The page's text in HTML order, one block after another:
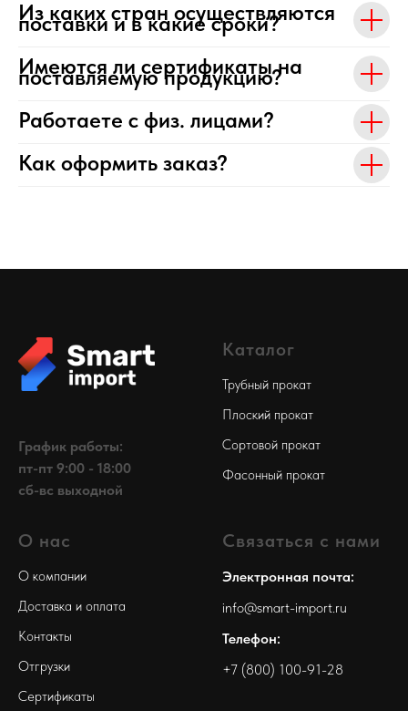
Из каких стран осуществляются
поставки и в какие сроки?
Имеются ли сертификаты на
поставляемую продукцию?
Работаете с физ. лицами?
Как оформить заказ?
График работы:
пт-пт 9:00 - 18:00
сб-вс выходной
Каталог
Трубный прокат
Плоский прокат
Сортовой прокат
Фасонный прокат
О нас
О компании
Доставка и оплата
Контакты
Отгрузки
Сертификаты
Связаться с нами
Электронная почта:
info@smart-import.ru
Телефон:
+7 (800) 100-91-28